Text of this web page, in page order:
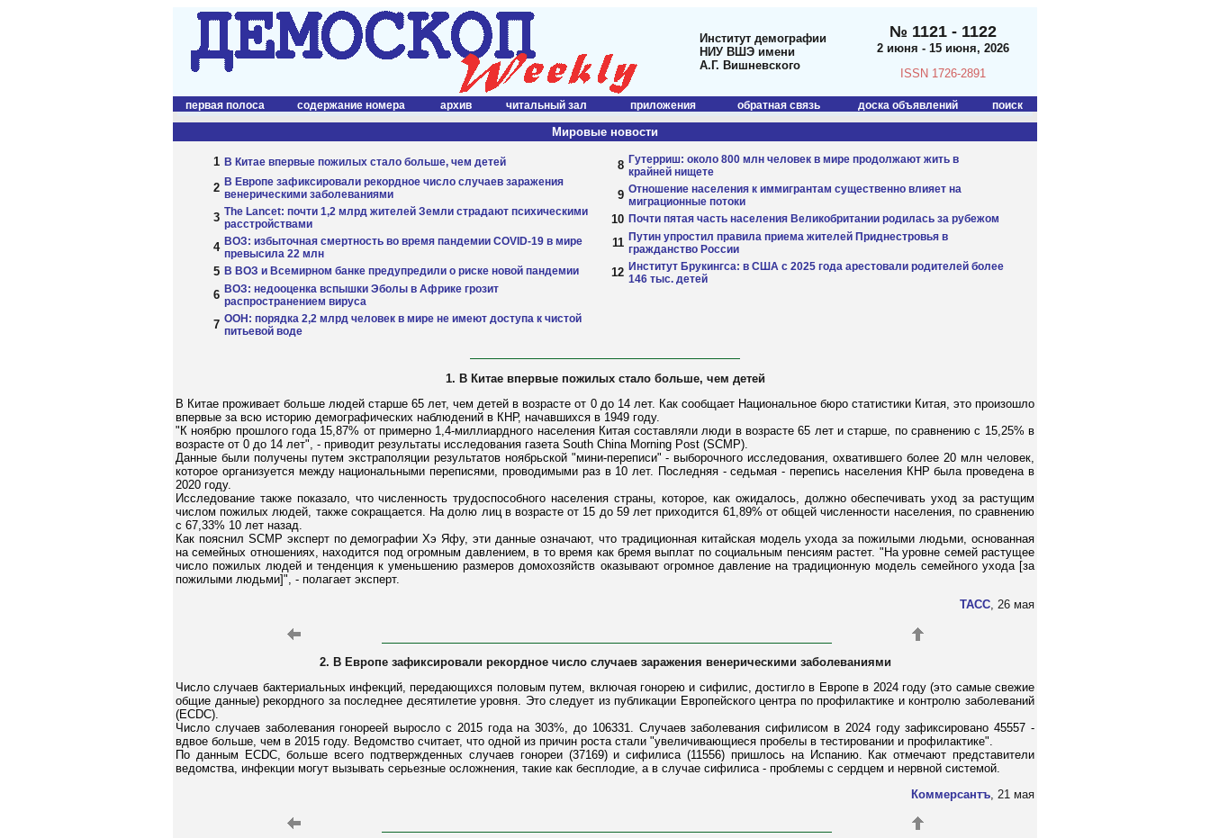
Институт демографии
НИУ ВШЭ имени
А.Г. Вишневского
№ 1121 - 1122
2 июня - 15 июня, 2026
ISSN 1726-2891
первая полоса содержание номера архив читальный зал приложения обратная связь доска объявлений поиск
Мировые новости
1 В Китае впервые пожилых стало больше, чем детей
2 В Европе зафиксировали рекордное число случаев заражения
венерическими заболеваниями
3 The Lancet: почти 1,2 млрд жителей Земли страдают психическими
расстройствами
4 ВОЗ: избыточная смертность во время пандемии COVID-19 в мире
превысила 22 млн
5 В ВОЗ и Всемирном банке предупредили о риске новой пандемии
6 ВОЗ: недооценка вспышки Эболы в Африке грозит
распространением вируса
7 ООН: порядка 2,2 млрд человек в мире не имеют доступа к чистой
питьевой воде
8 Гутерриш: около 800 млн человек в мире продолжают жить в
крайней нищете
9 Отношение населения к иммигрантам существенно влияет на
миграционные потоки
10 Почти пятая часть населения Великобритании родилась за рубежом
11 Путин упростил правила приема жителей Приднестровья в
гражданство России
12 Институт Брукингса: в США с 2025 года арестовали родителей более
146 тыс. детей
1. В Китае впервые пожилых стало больше, чем детей
В Китае проживает больше людей старше 65 лет, чем детей в возрасте от 0 до 14 лет. Как сообщает Национальное бюро статистики Китая, это произошло
впервые за всю историю демографических наблюдений в КНР, начавшихся в 1949 году.
"К ноябрю прошлого года 15,87% от примерно 1,4-миллиардного населения Китая составляли люди в возрасте 65 лет и старше, по сравнению с 15,25% в
возрасте от 0 до 14 лет", - приводит результаты исследования газета South China Morning Post (SCMP).
Данные были получены путем экстраполяции результатов ноябрьской "мини-переписи" - выборочного исследования, охватившего более 20 млн человек,
которое организуется между национальными переписями, проводимыми раз в 10 лет. Последняя - седьмая - перепись населения КНР была проведена в
2020 году.
Исследование также показало, что численность трудоспособного населения страны, которое, как ожидалось, должно обеспечивать уход за растущим
числом пожилых людей, также сокращается. На долю лиц в возрасте от 15 до 59 лет приходится 61,89% от общей численности населения, по сравнению
с 67,33% 10 лет назад.
Как пояснил SCMP эксперт по демографии Хэ Яфу, эти данные означают, что традиционная китайская модель ухода за пожилыми людьми, основанная
на семейных отношениях, находится под огромным давлением, в то время как бремя выплат по социальным пенсиям растет. "На уровне семей растущее
число пожилых людей и тенденция к уменьшению размеров домохозяйств оказывают огромное давление на традиционную модель семейного ухода [за
пожилыми людьми]", - полагает эксперт.
ТАСС, 26 мая
2. В Европе зафиксировали рекордное число случаев заражения венерическими заболеваниями
Число случаев бактериальных инфекций, передающихся половым путем, включая гонорею и сифилис, достигло в Европе в 2024 году (это самые свежие
общие данные) рекордного за последнее десятилетие уровня. Это следует из публикации Европейского центра по профилактике и контролю заболеваний
(ECDC).
Число случаев заболевания гонореей выросло с 2015 года на 303%, до 106331. Случаев заболевания сифилисом в 2024 году зафиксировано 45557 -
вдвое больше, чем в 2015 году. Ведомство считает, что одной из причин роста стали "увеличивающиеся пробелы в тестировании и профилактике".
По данным ECDC, больше всего подтвержденных случаев гонореи (37169) и сифилиса (11556) пришлось на Испанию. Как отмечают представители
ведомства, инфекции могут вызывать серьезные осложнения, такие как бесплодие, а в случае сифилиса - проблемы с сердцем и нервной системой.
Коммерсантъ , 21 мая